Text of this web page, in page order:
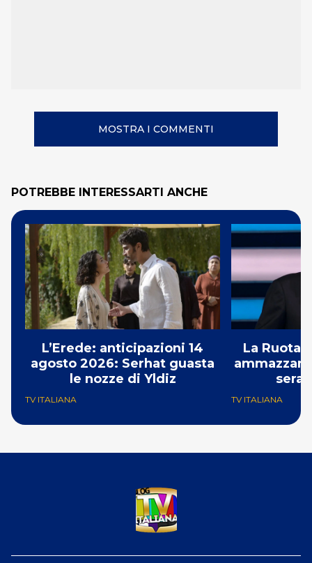
MOSTRA I COMMENTI
POTREBBE INTERESSARTI ANCHE
L’Erede: anticipazioni 14
agosto 2026: Serhat guasta
le nozze di Yldiz
TV ITALIANA
La Ruota
TV ITALIANA